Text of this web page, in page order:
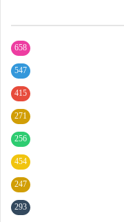
658
547
415
271
256
454
247
293